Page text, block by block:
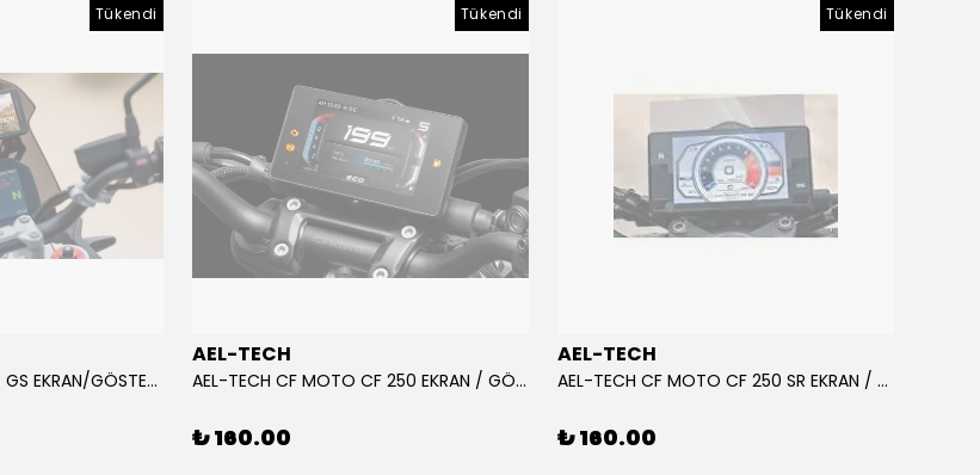
Tükendi
AEL-TECH BMW F 900 GS EKRAN/GÖSTERGE KORUYUCU 2024-2025
Tükendi
AEL-TECH
AEL-TECH CF MOTO CF 250 EKRAN / GÖSTERGE KORUYUCU 2020-2022
₺ 160.00
Tükendi
AEL-TECH
AEL-TECH CF MOTO CF 250 SR EKRAN / GÖSTERGE KORUYUCU 2023-2025
₺ 160.00